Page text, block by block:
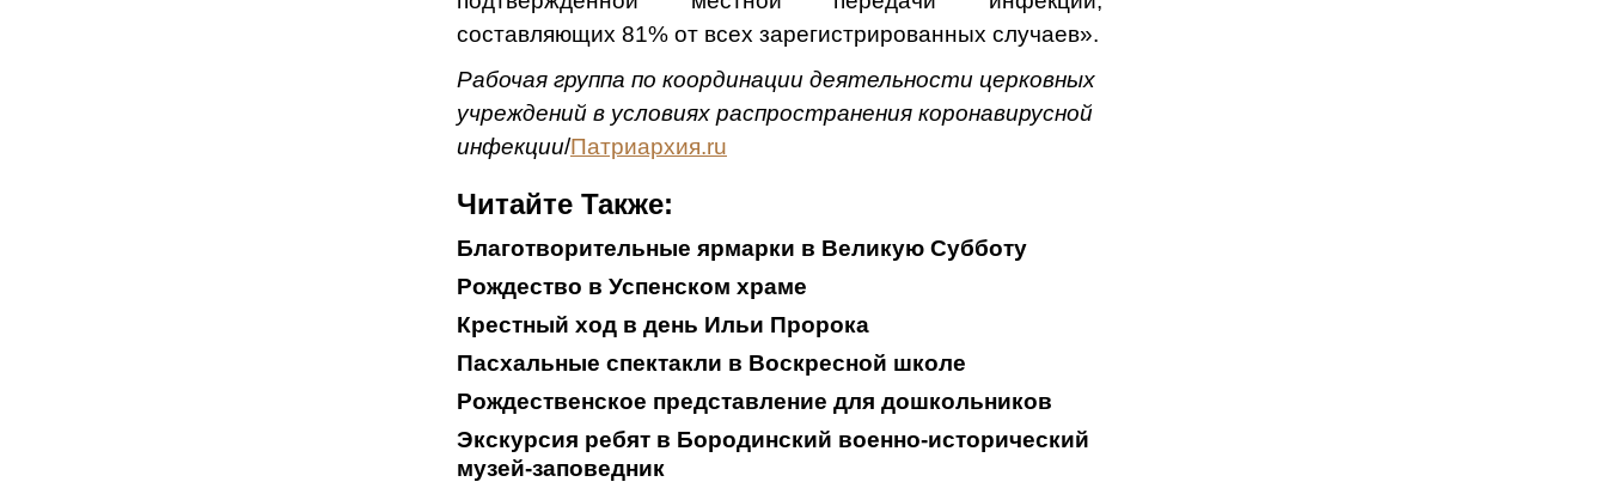
составляющих 81% от всех зарегистрированных случаев».
Рабочая группа по координации деятельности церковных
учреждений в условиях распространения коронавирусной
инфекции/Патриархия.ru
Читайте Также:
Благотворительные ярмарки в Великую Субботу
Рождество в Успенском храме
Крестный ход в день Ильи Пророка
Пасхальные спектакли в Воскресной школе
Рождественское представление для дошкольников
Экскурсия ребят в Бородинский военно-исторический
музей-заповедник